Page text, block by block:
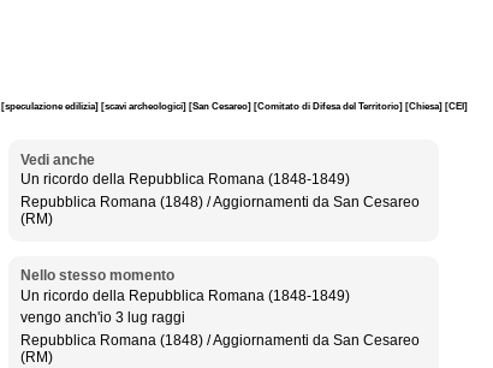
[speculazione edilizia] [scavi archeologici] [San Cesareo] [Comitato di Difesa del Territorio] [Chiesa] [CEI]
Vedi anche
Un ricordo della Repubblica Romana (1848-1849)
Repubblica Romana (1848) / Aggiornamenti da San Cesareo
(RM)
Nello stesso momento
Un ricordo della Repubblica Romana (1848-1849)
vengo anch'io 3 lug raggi
Repubblica Romana (1848) / Aggiornamenti da San Cesareo
(RM)